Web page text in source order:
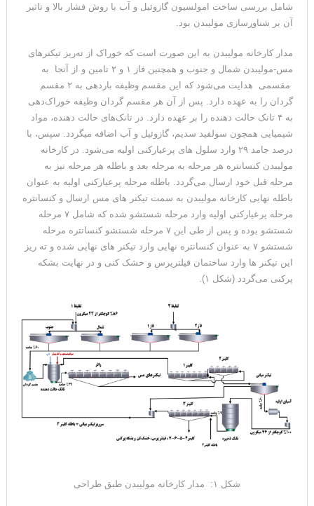
شامل بررسی ساخت امولسیون گازوئیل و آب با روش فشار بالا و تاثیر
آن بر شناورسازی مولیبدن بود.
مدار کارخانه مولیبدن به این صورت است که خوراک از ته‌ریز تیکنرهای
مس-مولیبدن شمال و جنوب و همچنین فاز ۱ و ۲ تامین و از آنجا به
مقسمی هدایت می‌شود که این مقسم وظیفه باردهی به ۲ مقسم
گردان را به عهده دارد. پس از آن هر مقسم گردان وظیفه خوراک‌دهی
به ۴ تانک حالت دهنده را بر عهده دارد. در تانک‌های حالت دهنده، مواد
شیمیایی همچون سولفید سدیم، گازوئیل و آب اضافه میگردد. سپس، با
درصد جامد ۲۹ وارد سلول های پرعیارکنی اولیه می‌شود. در کارخانه
مولیبدن کنسانتره هر مرحله به مرحله بعد و باطله هر مرحله نیز به
مرحله قبل خود ارسال می‌گردد. باطله مرحله پرعیارکنی اولیه به عنوان
باطله نهایی کارخانه مولیبدن به سمت تیکنر های مس ارسال و کنسانتره
مرحله پرعیارکنی اولیه وارد مرحله شستشو شده که شامل ۷ مرحله
شستشو بوده و پس از طی این ۷ مرحله شستشو کنسانتره مرحله
شستشو ۷ به عنوان کنسانتره نهایی وارد تیکنر های نهایی شده و ته ریز
این تیکنر ها وارد ساختمان فیلترپرس و خشک کنی و در نهایت بشکه
پرکنی می‌گردد (شکل ۱).
شکل ۱: مدار کارخانه مولیبدن طبق طراحی